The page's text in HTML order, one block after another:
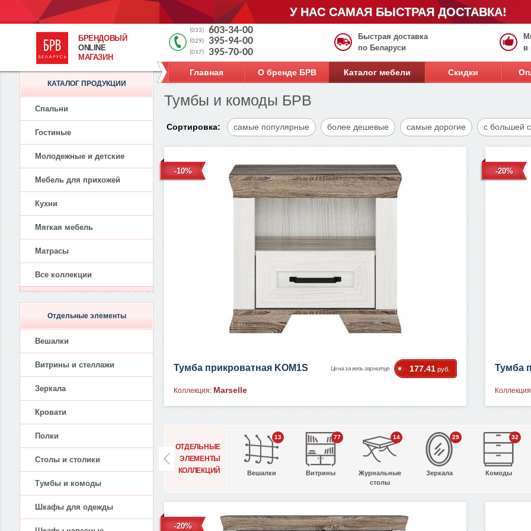
У НАС САМАЯ БЫСТРАЯ ДОСТАВКА!
БРЕНДОВЫЙ
ONLINE
МАГАЗИН
(033) 603-34-00
(029) 395-94-00
(017) 395-70-00
Быстрая доставка
по Беларуси
в
Главная О бренде БРВ Каталог мебели Скидки
Тумбы и комоды БРВ
Сортировка: самые популярные более дешевые самые дорогие с большей
-10%
Тумба прикроватная KOM1S Цена за весь гарнитур 177.41 руб.
Коллекция: Marselle
-20%
Тумба
ОТДЕЛЬНЫЕ
ЭЛЕМЕНТЫ
КОЛЛЕКЦИЙ
13
Вешалки
77
Витрины
14
Журнальные
столы
29
Зеркала
32
Комоды
-20%
КАТАЛОГ ПРОДУКЦИИ
Спальни
Гостиные
Молодежные и детские
Мебель для прихожей
Кухни
Мягкая мебель
Матрасы
Все коллекции
Отдельные элементы
Вешалки
Витрины и стеллажи
Зеркала
Кровати
Полки
Столы и столики
Тумбы и комоды
Шкафы для одежды